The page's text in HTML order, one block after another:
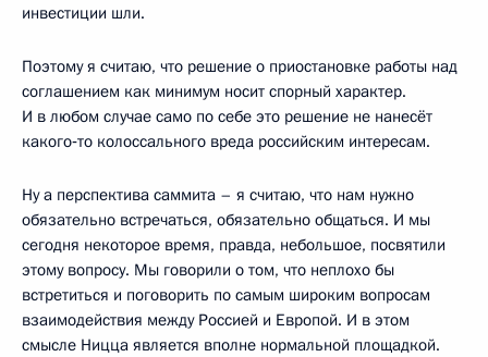
инвестиции шли.
Поэтому я считаю, что решение о приостановке работы над
соглашением как минимум носит спорный характер.
И в любом случае само по себе это решение не нанесёт
какого‑то колоссального вреда российским интересам.
Ну а перспектива саммита – я считаю, что нам нужно
обязательно встречаться, обязательно общаться. И мы
сегодня некоторое время, правда, небольшое, посвятили
этому вопросу. Мы говорили о том, что неплохо бы
встретиться и поговорить по самым широким вопросам
взаимодействия между Россией и Европой. И в этом
смысле Ницца является вполне нормальной площадкой.